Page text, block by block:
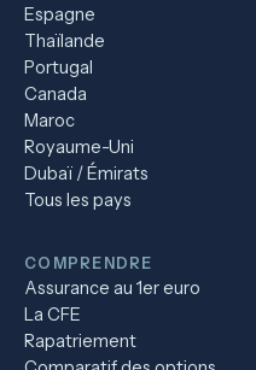
Espagne
Thaïlande
Portugal
Canada
Maroc
Royaume-Uni
Dubaï / Émirats
Tous les pays
COMPRENDRE
Assurance au 1er euro
La CFE
Rapatriement